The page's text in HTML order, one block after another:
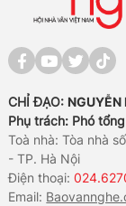
CHỈ ĐẠO: NGUYỄN
Phụ trách: Phó
Toà nhà: Tòa nhà
- TP. Hà Nội
Điện thoại:
Email: